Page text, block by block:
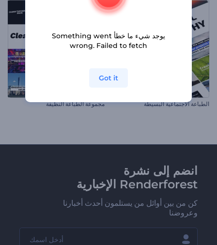
الطباعة الاجتماعية البسيطة مجموعة الطباعة النظيفة
انضم إلى نشرة
Renderforest الإخبارية
كن من بين أوائل من يستلمون أحدث أخبارنا
وعروضنا
يوجد شيء ما خطأ Something went
wrong. Failed to fetch
Got it